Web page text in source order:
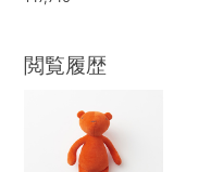
閲覧履歴